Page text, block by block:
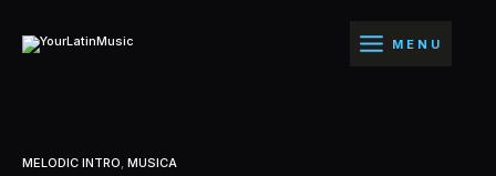
contenido
MENU
MELODIC INTRO, MUSICA